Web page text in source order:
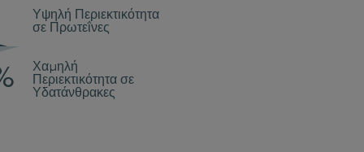
Υψηλή Περιεκτικότητα
σε Πρωτεΐνες
Χαμηλή
Περιεκτικότητα σε
Υδατάνθρακες